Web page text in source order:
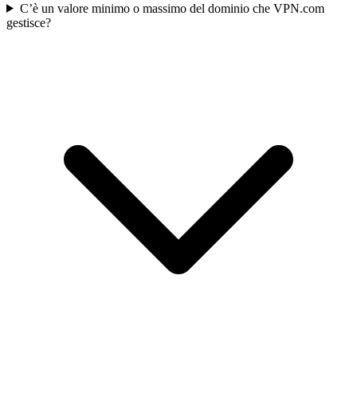
C’è un valore minimo o massimo del dominio che VPN.com
gestisce?